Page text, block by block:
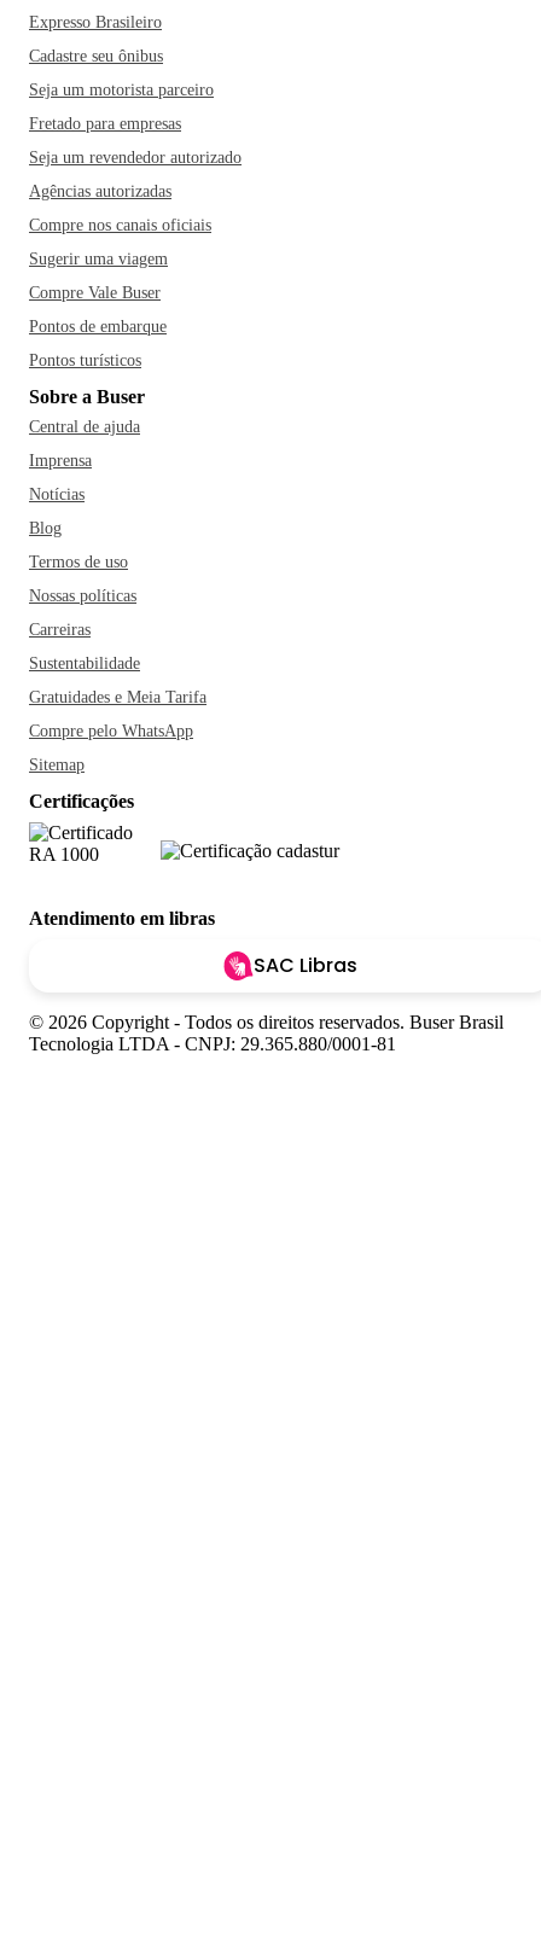
Expresso Brasileiro
Cadastre seu ônibus
Seja um motorista parceiro
Fretado para empresas
Seja um revendedor autorizado
Agências autorizadas
Compre nos canais oficiais
Sugerir uma viagem
Compre Vale Buser
Pontos de embarque
Pontos turísticos
Sobre a Buser
Central de ajuda
Imprensa
Notícias
Blog
Termos de uso
Nossas políticas
Carreiras
Sustentabilidade
Gratuidades e Meia Tarifa
Compre pelo WhatsApp
Sitemap
Certificações
Atendimento em libras
SAC Libras
© 2026 Copyright - Todos os direitos reservados. Buser Brasil
Tecnologia LTDA - CNPJ: 29.365.880/0001-81